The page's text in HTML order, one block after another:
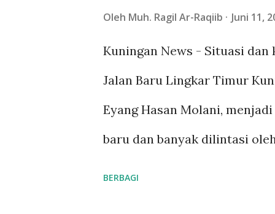
Oleh Muh. Ragil Ar-Raqiib Juni 11,
Kuningan News - Situasi dan
Jalan Baru Lingkar Timur
Eyang Hasan Molani,
baru dan banyak dilintasi
BERBAGI